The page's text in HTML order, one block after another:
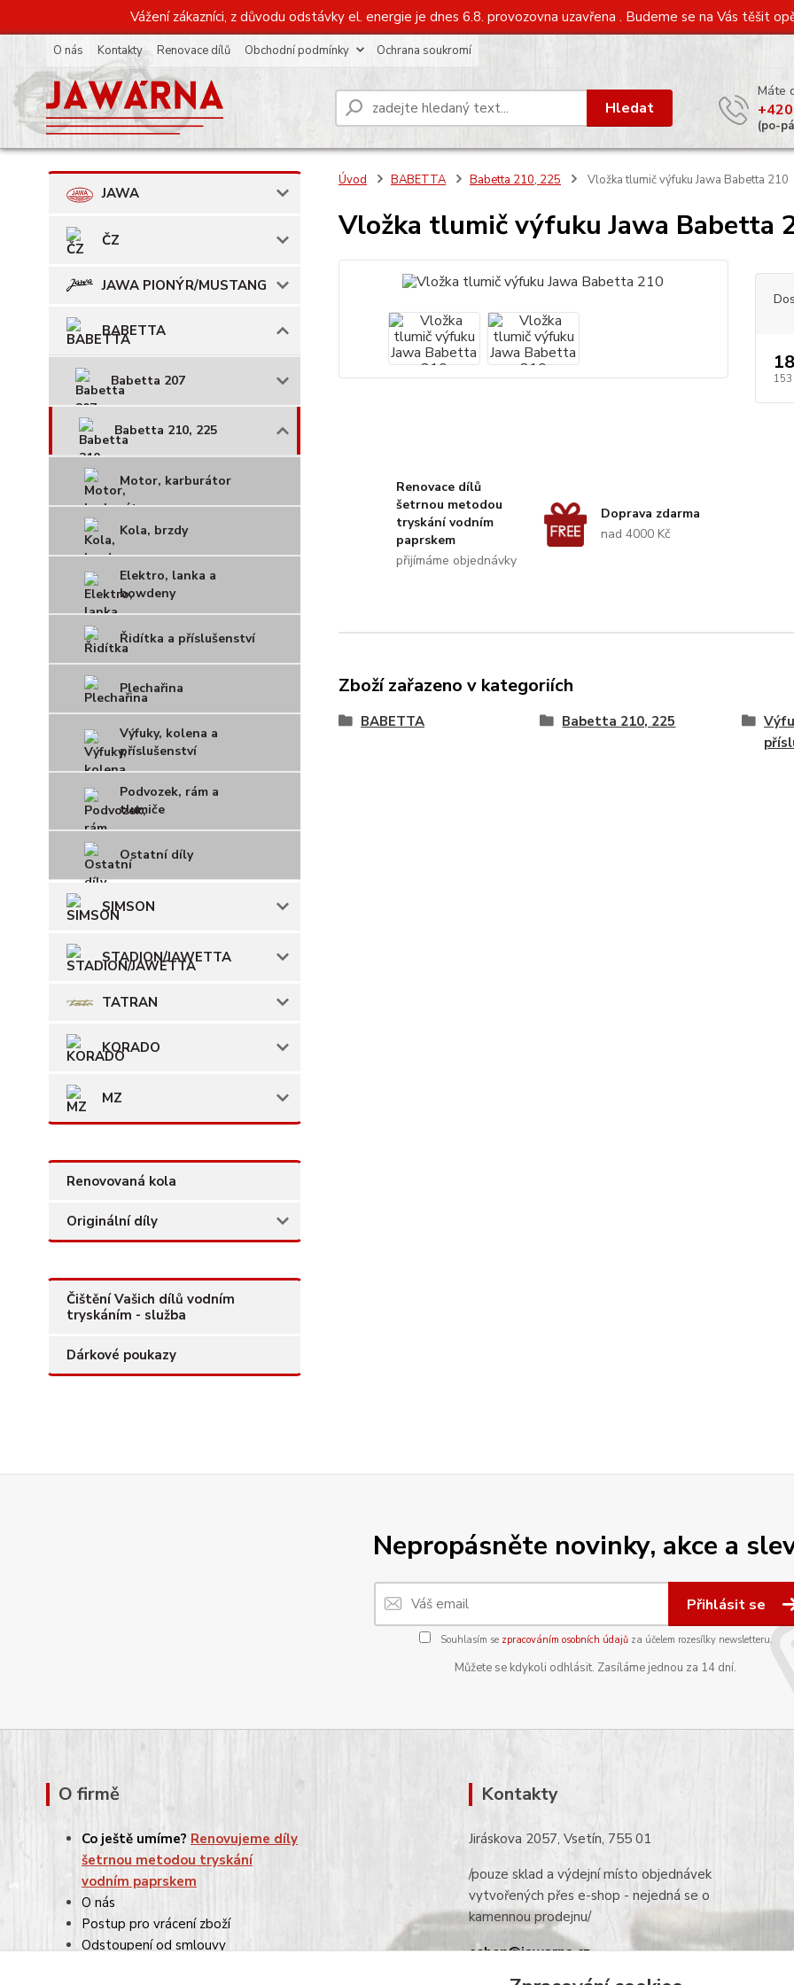
Vážení zákazníci, z důvodu odstávky el. energie je dnes 6.8. provozovna uzavřena . Budeme se na Vás těšit
O nás Kontakty Renovace dílů Obchodní podmínky Ochrana soukromí
Hledat
Máte
(po-
JAWA
ČZ
JAWA PIONÝR/MUSTANG
BABETTA
Babetta 207
Babetta 210, 225
Motor, karburátor
Kola, brzdy
Elektro, lanka a
bowdeny
Řidítka a příslušenství
Plechařina
Výfuky, kolena a
příslušenství
Podvozek, rám a
tlumiče
Ostatní díly
SIMSON
STADION/JAWETTA
TATRAN
KORADO
MZ
Renovovaná kola
Originální díly
Čištění Vašich dílů vodním
tryskáním - služba
Dárkové poukazy
Úvod BABETTA Babetta 210, 225 Vložka tlumič výfuku Jawa Babetta 210
Vložka tlumič výfuku Jawa Babetta
153
Renovace dílů
šetrnou metodou
tryskání vodním
paprskem
přijímáme objednávky
Doprava zdarma
nad 4000 Kč
Zboží zařazeno v kategoriích
BABETTA Babetta 210, 225
Nepropásněte novinky, akce a
Přihlásit se
Souhlasím se zpracováním osobních údajůza účelem rozesílky newsletteru.
Můžete se kdykoli odhlásit. Zasíláme jednou za 14 dní.
O firmě
Co ještě umíme? Renovujeme díly
šetrnou metodou tryskání
vodním paprskem
O nás
Postup pro vrácení zboží
Odstoupení od smlouvy
Kontakty
Jiráskova 2057, Vsetín, 755 01
/pouze sklad a výdejní místo objednávek
vytvořených přes e-shop - nejedná se o
kamennou prodejnu/
eshop@jawarna.cz